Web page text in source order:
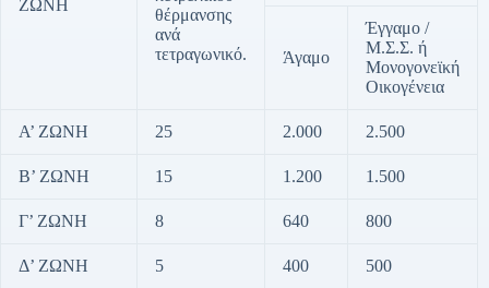
ΖΩΝΗ
θέρμανσης
ανά
τετραγωνικό.
Άγαμο
Έγγαμο /
Μ.Σ.Σ. ή
Μονογονεϊκή
Οικογένεια
Α’ ΖΩΝΗ 25 2.000 2.500
Β’ ΖΩΝΗ 15 1.200 1.500
Γ’ ΖΩΝΗ 8 640 800
Δ’ ΖΩΝΗ 5 400
500